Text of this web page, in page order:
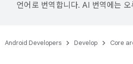
언어로 번역합니다. AI 번역에는
Android Developers Develop Core